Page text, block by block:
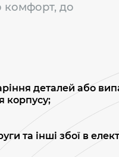
комфорт, до
деталей або
корпусу;
та інші збої в